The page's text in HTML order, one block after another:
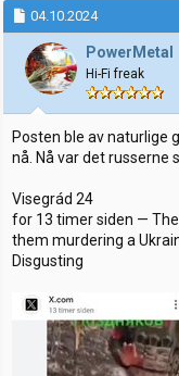
k
s
j
o
n
e
r
:
04.10.2024
PowerMetal
Hi-Fi freak
Posten ble av naturlige
nå. Nå var det russerne
Visegrád 24
for 13 timer siden —
them murdering a
Disgusting